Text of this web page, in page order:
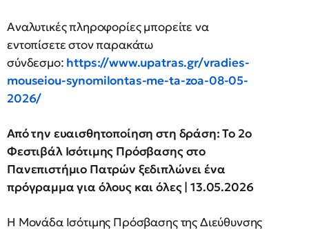
Αναλυτικές πληροφορίες μπορείτε να
εντοπίσετε στον παρακάτω
σύνδεσμο: https://www.upatras.gr/vradies-
mouseiou-synomilontas-me-ta-zoa-08-05-
2026/
Από την ευαισθητοποίηση στη δράση: Το 2ο
Φεστιβάλ Ισότιμης Πρόσβασης στο
Πανεπιστήμιο Πατρών ξεδιπλώνει ένα
πρόγραμμα για όλους και όλες | 13.05.2026
Η Μονάδα Ισότιμης Πρόσβασης της Διεύθυνσης